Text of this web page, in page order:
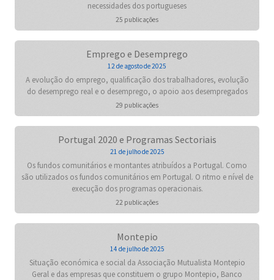
necessidades dos portugueses
25 publicações
Emprego e Desemprego
12 de agosto de 2025
A evolução do emprego, qualificação dos trabalhadores, evolução
do desemprego real e o desemprego, o apoio aos desempregados
29 publicações
Portugal 2020 e Programas Sectoriais
21 de julho de 2025
Os fundos comunitários e montantes atribuídos a Portugal. Como
são utilizados os fundos comunitários em Portugal. O ritmo e nível de
execução dos programas operacionais.
22 publicações
Montepio
14 de julho de 2025
Situação económica e social da Associação Mutualista Montepio
Geral e das empresas que constituem o grupo Montepio, Banco